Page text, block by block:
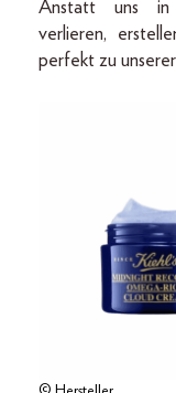
Anstatt uns in
verlieren,
perfekt zu